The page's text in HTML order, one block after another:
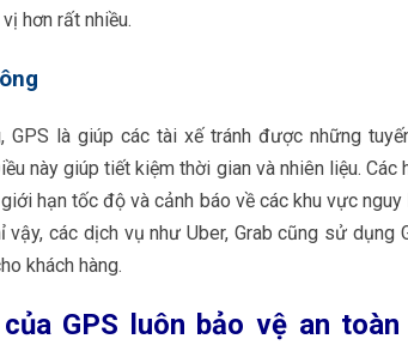
hơn rất nhiều.
GPS là giúp các tài xế tránh được những
này giúp tiết kiệm thời gian và nhiên liệu. Các
hạn tốc độ và cảnh báo về các khu vực nguy
vậy, các dịch vụ như Uber, Grab cũng sử dụng
khách hàng.
GPS luôn bảo vệ an